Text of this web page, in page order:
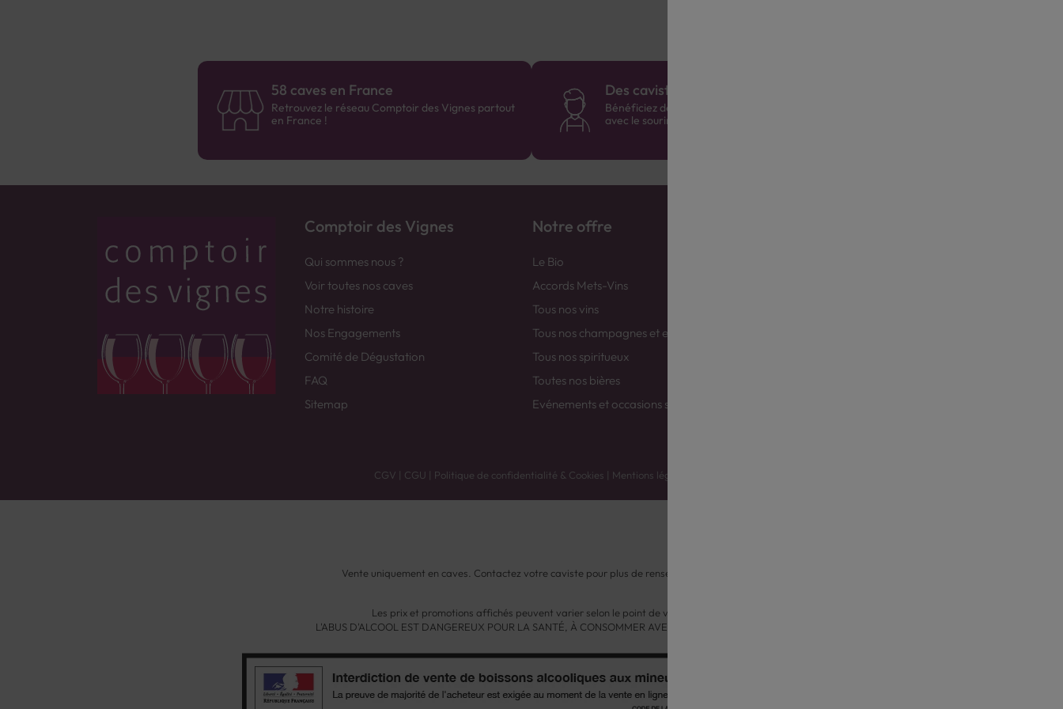
58 caves en France
Retrouvez le réseau Comptoir des Vignes partout
en France !
Des cavistes à votre écoute
Bénéficiez de conseils sur-mesure et repartez
avec le sourire :)
Comptoir des Vignes
Qui sommes nous ?
Voir toutes nos caves
Notre histoire
Nos Engagements
Comité de Dégustation
FAQ
Sitemap
Notre offre
Le Bio
Accords Mets-Vins
Tous nos vins
Tous nos champagnes et efferverscents
Tous nos spiritueux
Toutes nos bières
Evénements et occasions spéciales
CGV | CGU | Politique de confidentialité & Cookies | Mentions légales
Vente uniquement en caves. Contactez votre caviste pour plus de renseignements.
Les prix et promotions affichés peuvent varier selon le point de vente.
L'ABUS D'ALCOOL EST DANGEREUX POUR LA SANTÉ, À CONSOMMER AVEC MODÉRATION.